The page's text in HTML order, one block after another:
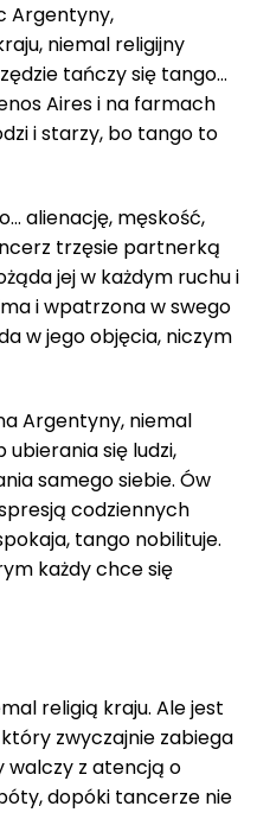
Argentyny,
niemal religijny
tańczy się tango…
Aires i na farmach
i starzy, bo tango to
alienację, męskość,
trzęsie partnerką
jej w każdym ruchu i
i wpatrzona w swego
w jego objęcia, niczym
Argentyny, niemal
się ludzi,
samego siebie. Ów
codziennych
tango nobilituje.
każdy chce się
religią kraju. Ale jest
zwyczajnie zabiega
walczy z atencją o
dopóki tancerze nie